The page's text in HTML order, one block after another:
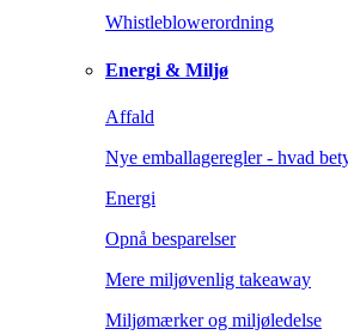
Whistleblowerordning
Energi & Miljø
Affald
Nye emballageregler - hvad
Energi
Opnå besparelser
Mere miljøvenlig takeaway
Miljømærker og miljøledelse